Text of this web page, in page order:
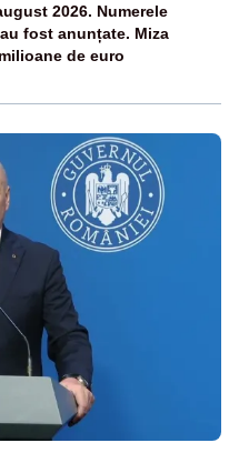
2026. Numerele
fost anunțate. Miza
de euro